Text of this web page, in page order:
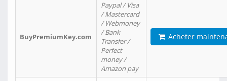
BuyPremiumKey.com
Paypal / Visa
/ Mastercard
/ Webmoney
/ Bank
Transfer /
Perfect
money /
Amazon pay
Acheter